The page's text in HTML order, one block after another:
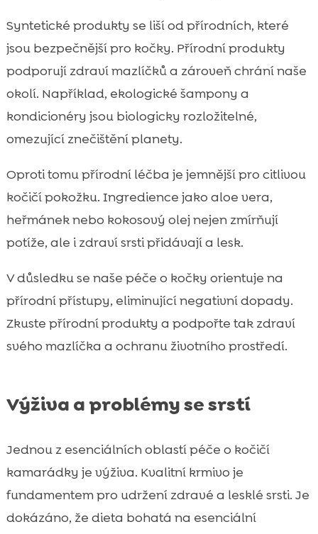
Syntetické produkty se liší od přírodních, které
jsou bezpečnější pro kočky. Přírodní produkty
podporují zdraví mazlíčků a zároveň chrání naše
okolí. Například, ekologické šampony a
kondicionéry jsou biologicky rozložitelné,
omezující znečištění planety.
Oproti tomu přírodní léčba je jemnější pro citlivou
kočičí pokožku. Ingredience jako aloe vera,
heřmánek nebo kokosový olej nejen zmírňují
potíže, ale i zdraví srsti přidávají a lesk.
V důsledku se naše péče o kočky orientuje na
přírodní přístupy, eliminující negativní dopady.
Zkuste přírodní produkty a podpořte tak zdraví
svého mazlíčka a ochranu životního prostředí.
Výživa a problémy se srstí
Jednou z esenciálních oblastí péče o kočičí
kamarádky je výživa. Kvalitní krmivo je
fundamentem pro udržení zdravé a lesklé srsti. Je
dokázáno, že dieta bohatá na esenciální